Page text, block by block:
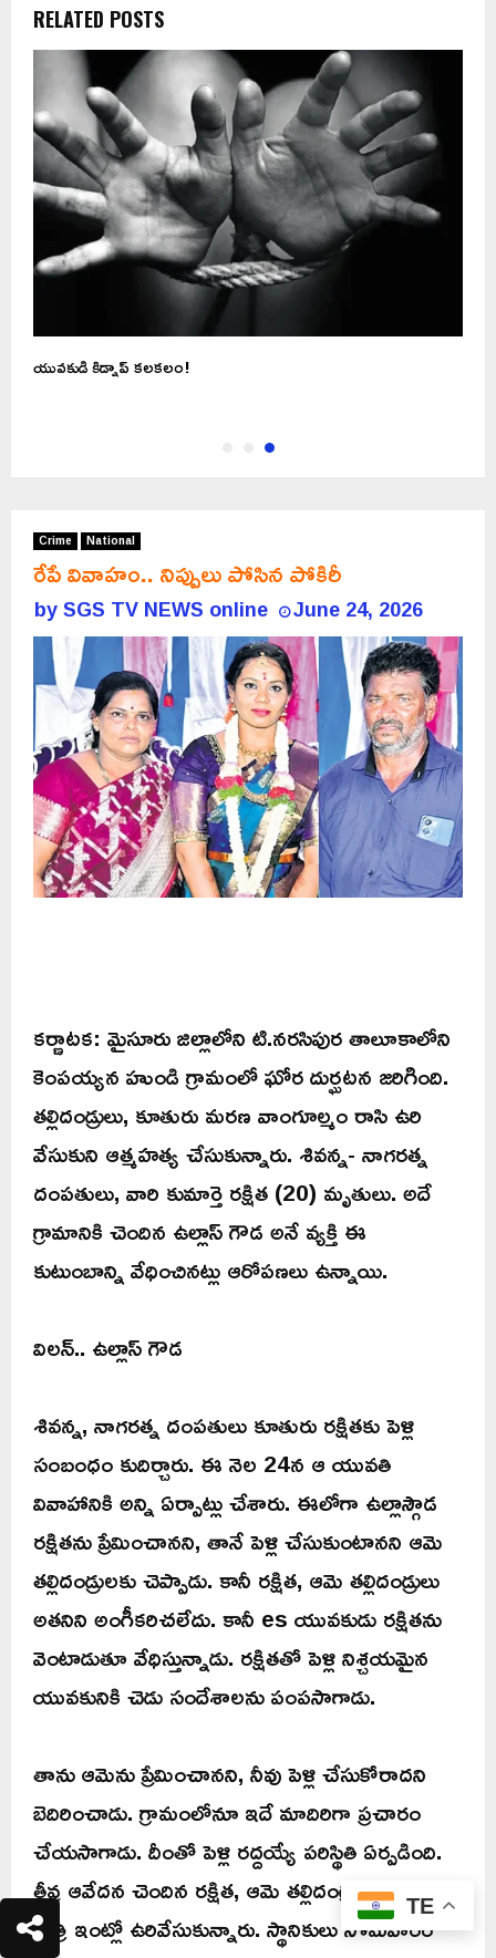
RELATED POSTS
యువకుడి కిడ్నాప్ కలకలం!
Crime National
రేపే వివాహం.. నిప్పులు పోసిన పోకిరీ
bySGS TV NEWS online June 24, 2026
కర్ణాటక: మైసూరు జిల్లాలోని టి.నరసిపుర తాలూకాలోని
కెంపయ్యన హుండి గ్రామంలో ఘోర దుర్ఘటన జరిగింది.
తల్లిదండ్రులు, కూతురు మరణ వాంగూల్మం రాసి ఉరి
వేసుకుని ఆత్మహత్య చేసుకున్నారు. శివన్న- నాగరత్న
దంపతులు, వారి కుమార్తె రక్షిత (20) మృతులు. అదే
గ్రామానికి చెందిన ఉల్లాస్ గౌడ అనే వ్యక్తి ఈ
కుటుంబాన్ని వేధించినట్లు ఆరోపణలు ఉన్నాయి.
విలన్.. ఉల్లాస్ గౌడ
శివన్న, నాగరత్న దంపతులు కూతురు రక్షితకు పెళ్లి
సంబంధం కుదిర్చారు. ఈ నెల 24న ఆ యువతి
వివాహానికి అన్ని ఏర్పాట్లు చేశారు. ఈలోగా ఉల్లాస్గౌడ
రక్షితను ప్రేమించానని, తానే పెళ్లి చేసుకుంటానని ఆమె
తల్లిదండ్రులకు చెప్పాడు. కానీ రక్షిత, ఆమె తల్లిదండ్రులు
అతనిని అంగీకరిచలేదు. కానీ es యువకుడు రక్షితను
వెంటాడుతూ వేధిస్తున్నాడు. రక్షితతో పెళ్లి నిశ్చయమైన
యువకునికి చెడు సందేశాలను పంపసాగాడు.
తాను ఆమెను ప్రేమించానని, నీవు పెళ్లి చేసుకోరాదని
బెదిరించాడు. గ్రామంలోనూ ఇదే మాదిరిగా ప్రచారం
చేయసాగాడు. దీంతో పెళ్లి రద్దయ్యే పరిస్థితి ఏర్పడింది.
తీవ్ర ఆవేదన చెందిన రక్షిత, ఆమె తల్లిదండ్రులు ఆదివారం
రాత్రి ఇంట్లో ఉరివేసుకున్నారు. స్థానికులు సోమవారం
TE